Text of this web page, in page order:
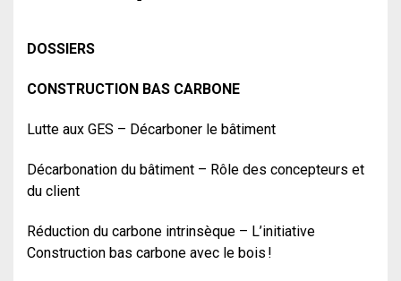
DOSSIERS
CONSTRUCTION BAS CARBONE
Lutte aux GES – Décarboner le bâtiment
Décarbonation du bâtiment – Rôle des concepteurs et
du client
Réduction du carbone intrinsèque – L’initiative
Construction bas carbone avec le bois !